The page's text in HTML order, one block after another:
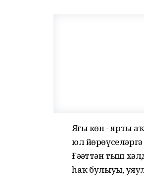
Яҙғы көн - ярты
юл
Ғәҙәттән тыш
һаҡ булыуҙы,